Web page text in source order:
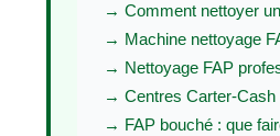
→ Comment nettoyer
→ Machine nettoyage
→ Nettoyage FAP
→ Centres Carter-Cash
→ FAP bouché : que